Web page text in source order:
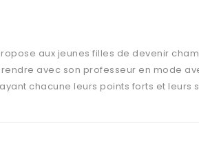
aux jeunes filles de devenir
avec son professeur en mode
chacune leurs points forts et leurs